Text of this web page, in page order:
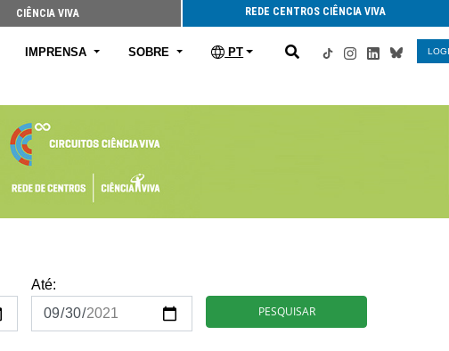
CIÊNCIA VIVA REDE CENTROS CIÊNCIA VIVA
IMPRENSA SOBRE PT
Até:
PESQUISAR